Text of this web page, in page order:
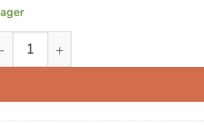
Sårbalsam mängd